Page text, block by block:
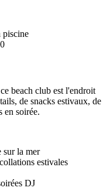
piscine
beach club est l'endroit
de snacks estivaux, de
en soirée.
sur la mer
estivales
DJ